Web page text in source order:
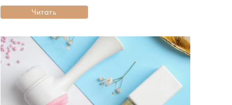
в домашних условиях. А также обсудим
какое средство против черных точек лучше)
Dermatology, черные точки – самая
распространенная дерматологическая
проблема, которая […]
Читать